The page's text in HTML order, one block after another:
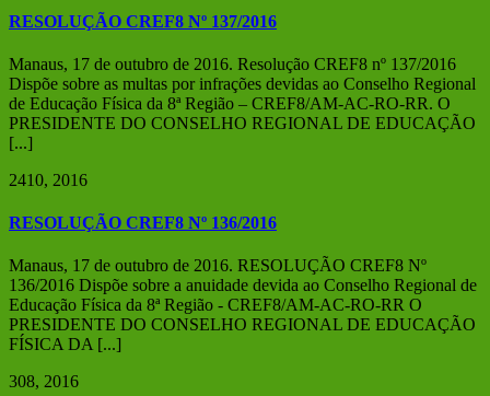
RESOLUÇÃO CREF8 Nº 137/2016
Manaus, 17 de outubro de 2016. Resolução CREF8 nº 137/2016
Dispõe sobre as multas por infrações devidas ao Conselho Regional
de Educação Física da 8ª Região – CREF8/AM-AC-RO-RR. O
PRESIDENTE DO CONSELHO REGIONAL DE EDUCAÇÃO
[...]
2410, 2016
RESOLUÇÃO CREF8 Nº 136/2016
Manaus, 17 de outubro de 2016. RESOLUÇÃO CREF8 Nº
136/2016 Dispõe sobre a anuidade devida ao Conselho Regional de
Educação Física da 8ª Região - CREF8/AM-AC-RO-RR O
PRESIDENTE DO CONSELHO REGIONAL DE EDUCAÇÃO
FÍSICA DA [...]
308, 2016